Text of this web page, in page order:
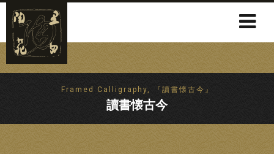
Framed Calligraphy, 『讀書懐古今』
讀書懐古今